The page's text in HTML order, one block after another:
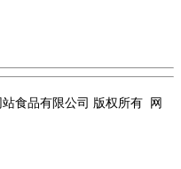
食品有限公司 版权所有 网